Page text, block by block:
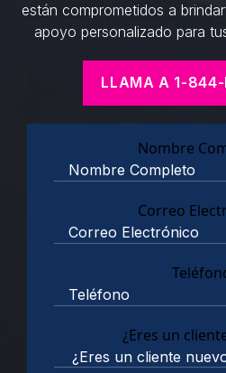
están comprometidos a
apoyo personalizado para
LLAMA A 1-844-
Nombre
Correo
¿Eres un